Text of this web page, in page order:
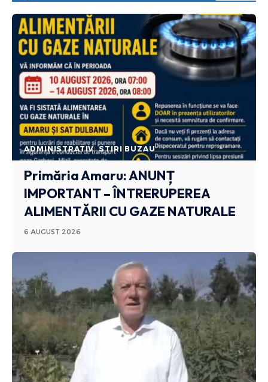
ADMINISTRATIV STIRI BUZAU
Primăria Amaru: ANUNȚ
IMPORTANT – ÎNTRERUPEREA
ALIMENTĂRII CU GAZE NATURALE
6 AUGUST 2026